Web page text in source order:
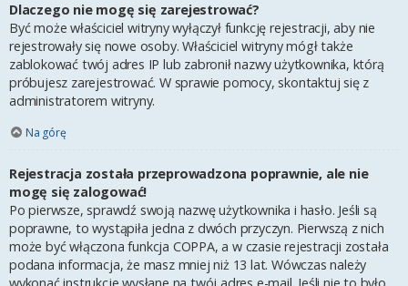
Dlaczego nie mogę się zarejestrować?
Być może właściciel witryny wyłączył funkcję rejestracji, aby nie
rejestrowały się nowe osoby. Właściciel witryny mógł także
zablokować twój adres IP lub zabronił nazwy użytkownika, którą
próbujesz zarejestrować. W sprawie pomocy, skontaktuj się z
administratorem witryny.
Na górę
Rejestracja została przeprowadzona poprawnie, ale nie
mogę się zalogować!
Po pierwsze, sprawdź swoją nazwę użytkownika i hasło. Jeśli są
poprawne, to wystąpiła jedna z dwóch przyczyn. Pierwszą z nich
może być włączona funkcja COPPA, a w czasie rejestracji została
podana informacja, że masz mniej niż 13 lat. Wówczas należy